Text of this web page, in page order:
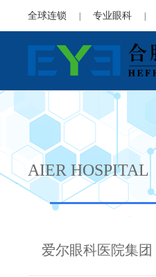
全球连锁 | 专业眼科 |
AIER HOSPITAL
爱尔眼科医院集团